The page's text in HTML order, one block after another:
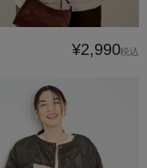
¥2,990税込